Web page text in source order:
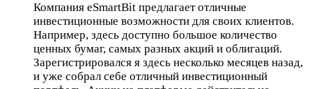
Компания eSmartBit предлагает отличные
инвестиционные возможности для своих клиентов.
Например, здесь доступно большое количество
ценных бумаг, самых разных акций и облигаций.
Зарегистрировался я здесь несколько месяцев назад,
и уже собрал себе отличный инвестиционный